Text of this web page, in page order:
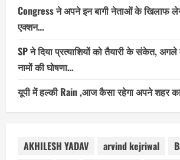
Congress ने अपने इन बागी नेताओं के खिलाफ
एक्शन…
SP ने दिया प्रत्याशियों को तैयारी के संकेत,
नामों की घोषणा…
यूपी में हल्की Rain ,आज कैसा रहेगा अपने शहर
AKHILESH YADAV arvind kejriwal